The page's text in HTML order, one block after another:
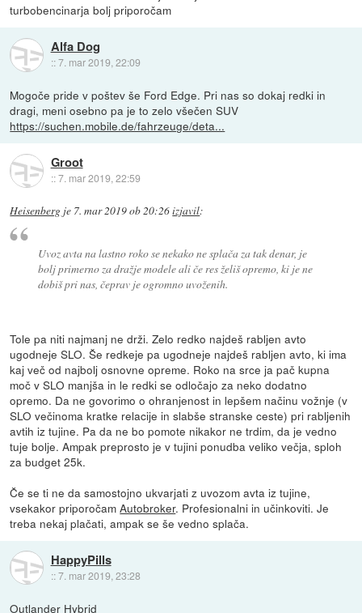
turbobencinarja bolj priporočam
Alfa Dog
::7. mar 2019, 22:09
Mogoče pride v poštev še Ford Edge. Pri nas so dokaj redki in
dragi, meni osebno pa je to zelo všečen SUV
https://suchen.mobile.de/fahrzeuge/deta...
Groot
::7. mar 2019, 22:59
Heisenberg je 7. mar 2019 ob 20:26izjavil:
Uvoz avta na lastno roko se nekako ne splača za tak denar, je
bolj primerno za dražje modele ali če res želiš opremo, ki je ne
dobiš pri nas, čeprav je ogromno uvoženih.
Tole pa niti najmanj ne drži. Zelo redko najdeš rabljen avto
ugodneje SLO. Še redkeje pa ugodneje najdeš rabljen avto, ki ima
kaj več od najbolj osnovne opreme. Roko na srce ja pač kupna
moč v SLO manjša in le redki se odločajo za neko dodatno
opremo. Da ne govorimo o ohranjenost in lepšem načinu vožnje (v
SLO večinoma kratke relacije in slabše stranske ceste) pri rabljenih
avtih iz tujine. Pa da ne bo pomote nikakor ne trdim, da je vedno
tuje bolje. Ampak preprosto je v tujini ponudba veliko večja, sploh
za budget 25k.
Če se ti ne da samostojno ukvarjati z uvozom avta iz tujine,
vsekakor priporočamAutobroker. Profesionalni in učinkoviti. Je
treba nekaj plačati, ampak se še vedno splača.
HappyPills
::7. mar 2019, 23:28
Outlander Hybrid